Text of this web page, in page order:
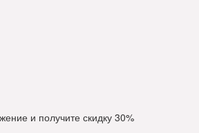
и получите скидку 30%